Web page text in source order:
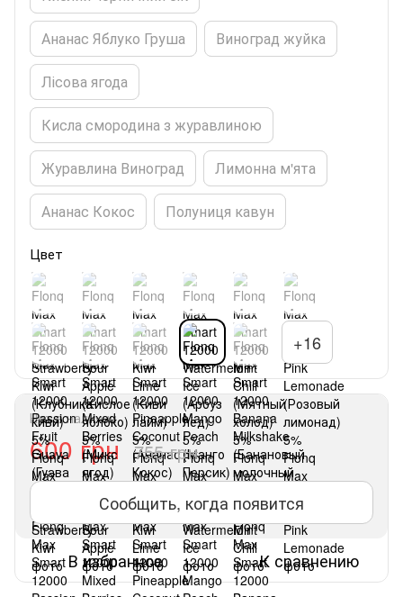
Ананас Яблуко Груша Виноград жуйка
Лісова ягода
Кисла смородина з журавлиною
Журавлина Виноград Лимонна м'ята
Ананас Кокос Полуниця кавун
Цвет
+16
Нет в наличии
600 грн 755 грн
Сообщить, когда появится
В избранное К сравнению